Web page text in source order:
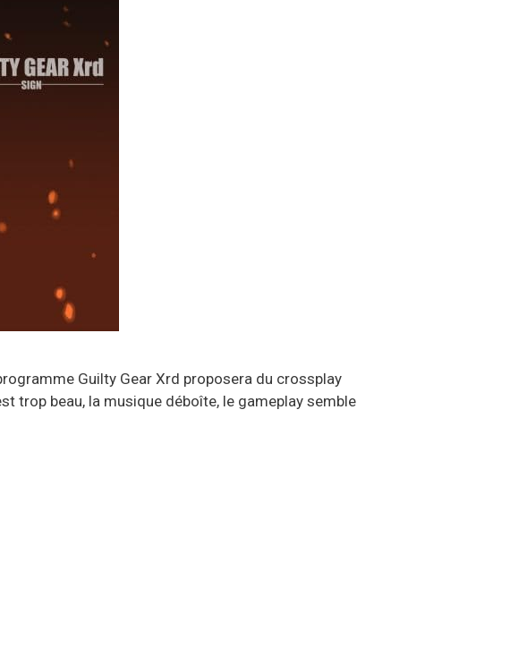
Guilty Gear Xrd proposera du crossplay
trop beau, la musique déboîte, le gameplay semble